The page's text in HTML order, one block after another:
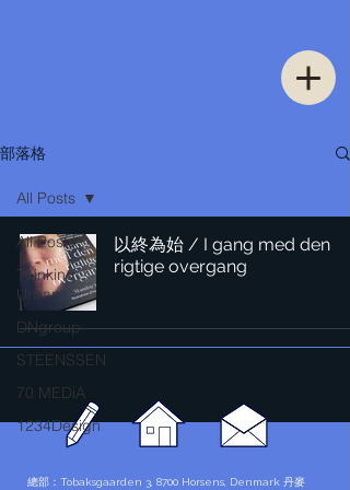
部落格
All Posts
Thinking
Urban
DNgroup
STEENSSEN
70 MEDiA
1234Design
All Posts
以終為始 / I gang med den
rigtige overgang
總部：Tobaksgaarden 3, 8700 Horsens, Denmark 丹麥